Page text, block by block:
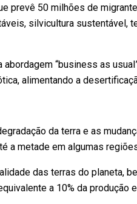
prevê 50 milhões de
silvicultura sustentável,
“business as
alimentando a
da terra e as
a metade em algumas
das terras do planeta,
a 10% da produção